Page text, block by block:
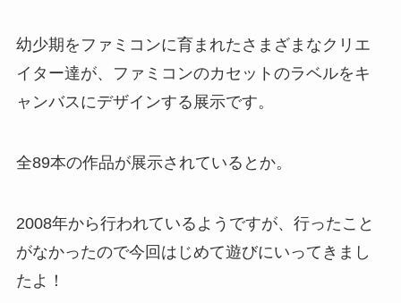
幼少期をファミコンに育まれたさまざまなクリエ
イター達が、ファミコンのカセットのラベルをキ
ャンバスにデザインする展示です。
全89本の作品が展示されているとか。
2008年から行われているようですが、行ったこと
がなかったので今回はじめて遊びにいってきまし
たよ！